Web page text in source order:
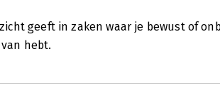
geeft in zaken waar je bewust of
hebt.